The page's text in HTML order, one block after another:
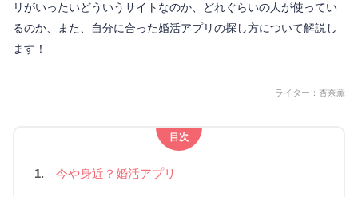
リがいったいどういうサイトなのか、どれぐらいの人が使ってい
るのか、また、自分に合った婚活アプリの探し方について解説し
ます！
ライター： 杏奈薫
目次
1. 今や身近？婚活アプリ